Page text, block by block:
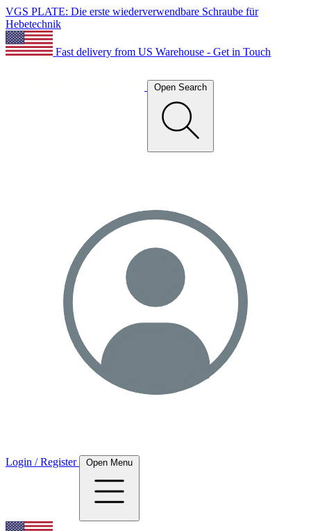
VGS PLATE: Die erste wiederverwendbare Schraube für
Hebetechnik
Fast delivery from US Warehouse - Get in Touch
Open Search
Login / Register Open Menu